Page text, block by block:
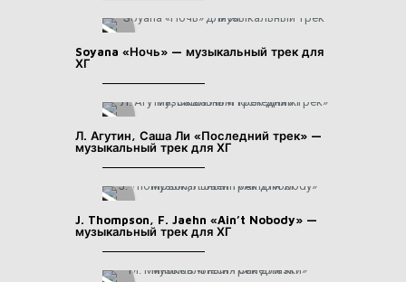
Soyana «Ночь» — музыкальный трек для
ХГ
Л. Агутин, Саша Ли «Последний трек» —
музыкальный трек для ХГ
J. Thompson, F. Jaehn «Ain’t Nobody» —
музыкальный трек для ХГ